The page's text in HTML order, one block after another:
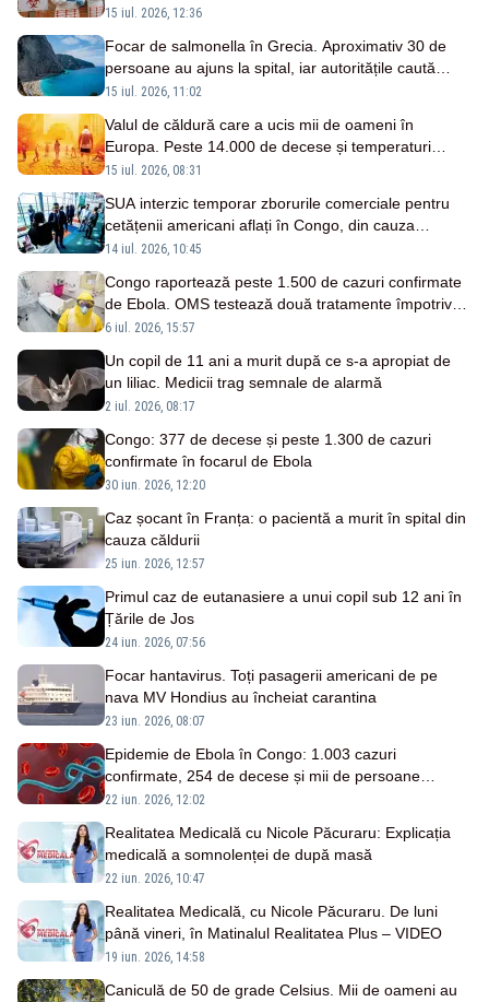
15 iul. 2026, 12:36
Focar de salmonella în Grecia. Aproximativ 30 de
persoane au ajuns la spital, iar autoritățile caută
sursa contaminării
15 iul. 2026, 11:02
Valul de căldură care a ucis mii de oameni în
Europa. Peste 14.000 de decese și temperaturi
imposibile fără schimbările climatice
15 iul. 2026, 08:31
SUA interzic temporar zborurile comerciale pentru
cetățenii americani aflați în Congo, din cauza
epidemiei de Ebola
14 iul. 2026, 10:45
Congo raportează peste 1.500 de cazuri confirmate
de Ebola. OMS testează două tratamente împotriva
unei tulpini rare
6 iul. 2026, 15:57
Un copil de 11 ani a murit după ce s-a apropiat de
un liliac. Medicii trag semnale de alarmă
2 iul. 2026, 08:17
Congo: 377 de decese și peste 1.300 de cazuri
confirmate în focarul de Ebola
30 iun. 2026, 12:20
Caz șocant în Franța: o pacientă a murit în spital din
cauza căldurii
25 iun. 2026, 12:57
Primul caz de eutanasiere a unui copil sub 12 ani în
Țările de Jos
24 iun. 2026, 07:56
Focar hantavirus. Toți pasagerii americani de pe
nava MV Hondius au încheiat carantina
23 iun. 2026, 08:07
Epidemie de Ebola în Congo: 1.003 cazuri
confirmate, 254 de decese și mii de persoane
căutate de autorități
22 iun. 2026, 12:02
Realitatea Medicală cu Nicole Păcuraru: Explicația
medicală a somnolenței de după masă
22 iun. 2026, 10:47
Realitatea Medicală, cu Nicole Păcuraru. De luni
până vineri, în Matinalul Realitatea Plus – VIDEO
19 iun. 2026, 14:58
Caniculă de 50 de grade Celsius. Mii de oameni au